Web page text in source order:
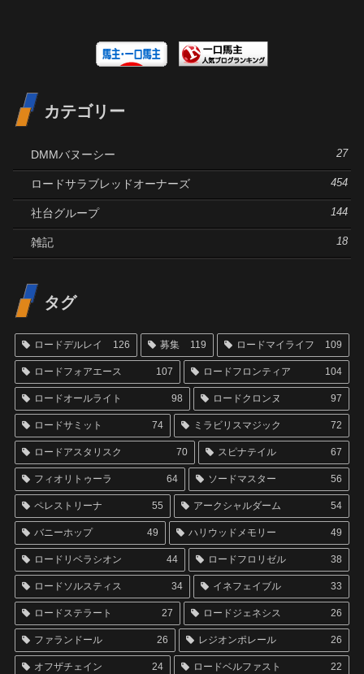
カテゴリー
DMMバヌーシー 27
ロードサラブレッドオーナーズ 454
社台グループ 144
雑記 18
タグ
ロードデルレイ 126 募集 119 ロードマイライフ 109
ロードフォアエース 107 ロードフロンティア 104
ロードオールライト 98 ロードクロンヌ 97
ロードサミット 74 ミラビリスマジック 72
ロードアスタリスク 70 スピナテイル 67
フィオリトゥーラ 64 ソードマスター 56
ペレストリーナ 55 アークシャルダーム 54
バニーホップ 49 ハリウッドメモリー 49
ロードリベラシオン 44 ロードフロリゼル 38
ロードソルスティス 34 イネフェイブル 33
ロードステラート 27 ロードジェネシス 26
ファランドール 26 レジオンポレール 26
オフザチェイン 24 ロードベルファスト 22